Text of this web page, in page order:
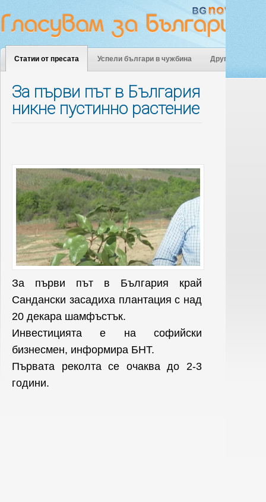
Статии от пресата Успели българи в чужбина Други
За първи път в България
никне пустинно растение
За първи път в България край
Сандански засадиха плантация с над
20 декара шамфъстък.
Инвестицията е на софийски
бизнесмен, информира БНТ.
Първата реколта се очаква до 2-3
години.